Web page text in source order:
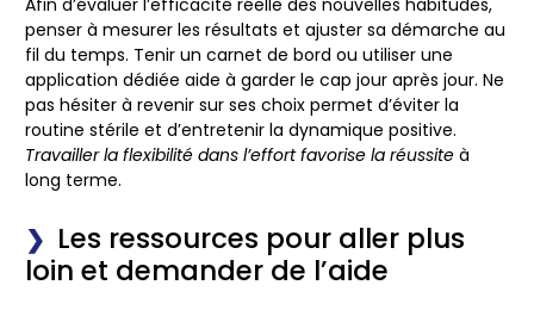
Afin d’évaluer l’efficacité réelle des nouvelles habitudes,
penser à mesurer les résultats et ajuster sa démarche au
fil du temps. Tenir un carnet de bord ou utiliser une
application dédiée aide à garder le cap jour après jour. Ne
pas hésiter à revenir sur ses choix permet d’éviter la
routine stérile et d’entretenir la dynamique positive.
Travailler la flexibilité dans l’effort favorise la réussite à
long terme.
Les ressources pour aller plus
loin et demander de l’aide